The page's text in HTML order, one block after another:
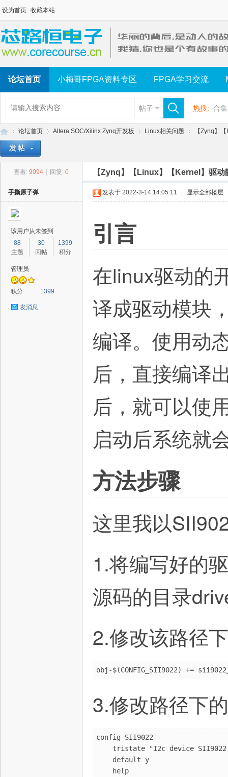
设为首页 收藏本站
论坛首页 小梅哥FPGA资料专区 FPGA学习交流
帖子 热搜: 合集
论坛首页
›
Altera SOC/Xilinx Zynq开发板
›
Linux相关问题
›
【Zynq】
查看: 9094 回复: 0 【Zynq】【Linux】【Kernel】驱动
手撕原子弹
该用户从未签到
88
主题
30
回帖
1399
积分
管理员
积分 1399
发消息
发表于 2022-3-14 14:05:11 显示全部楼层
引言
在linux驱动的
译成驱动模块
编译。使用动
后，直接编译
后，就可以使
启动后系统就
方法步骤
这里我以
1.将编写好的
源码的目录
2.修改该路径
obj-$(CONFIG_SII9022) +=
3.修改路径下
config SII9022